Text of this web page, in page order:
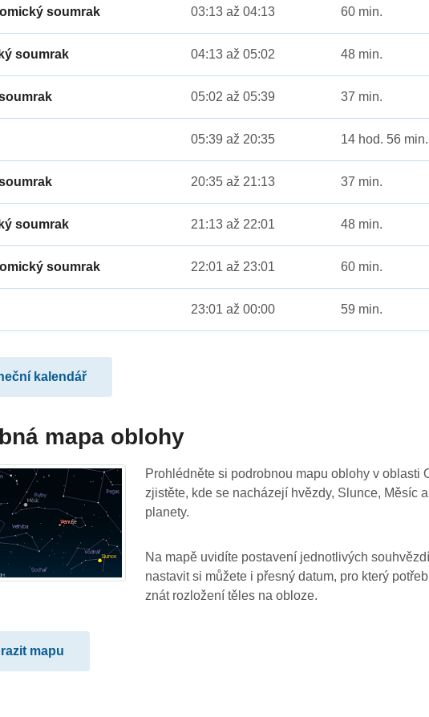
soumrak 03:13 až 04:13 60 min.
soumrak 04:13 až 05:02 48 min.
05:02 až 05:39 37 min.
05:39 až 20:35 14 hod. 56 min.
20:35 až 21:13 37 min.
soumrak 21:13 až 22:01 48 min.
soumrak 22:01 až 23:01 60 min.
23:01 až 00:00 59 min.
kalendář
mapa oblohy
Prohlédněte si podrobnou mapu oblohy v oblasti
zjistěte, kde se nacházejí hvězdy, Slunce, Měsíc
planety.
Na mapě uvidíte postavení jednotlivých
nastavit si můžete i přesný datum, pro který
znát rozložení těles na obloze.
mapu